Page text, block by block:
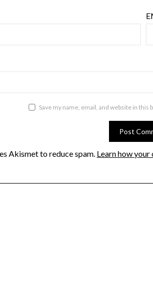
Save my name, email, and website in
Akismet to reduce spam. Learn how